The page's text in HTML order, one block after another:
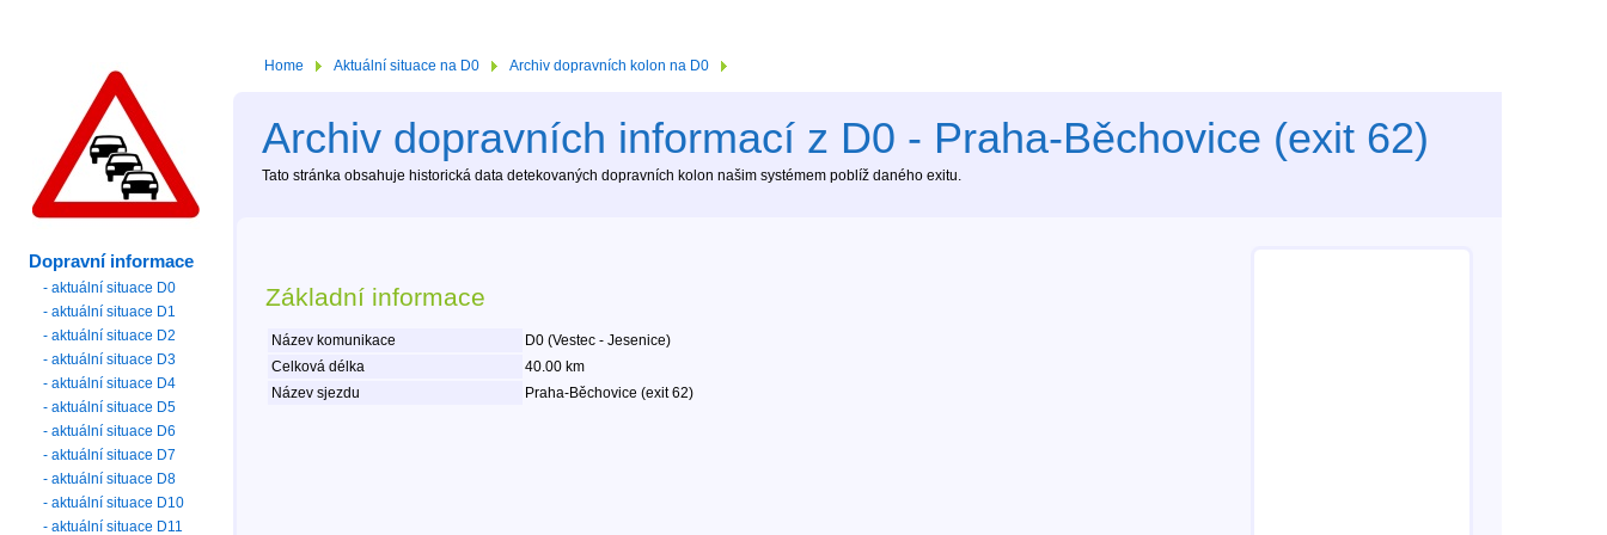
Home Aktuální situace na D0 Archiv dopravních kolon na D0
Archiv dopravních informací z D0 - Praha-Běchovice (exit 62)
Tato stránka obsahuje historická data detekovaných dopravních kolon našim systémem poblíž daného exitu.
Základní informace
Název komunikace
D0 (Vestec - Jesenice)
Celková délka
40.00 km
Název sjezdu
Praha-Běchovice (exit 62)
Dopravní informace
- aktuální situace D0
- aktuální situace D1
- aktuální situace D2
- aktuální situace D3
- aktuální situace D4
- aktuální situace D5
- aktuální situace D6
- aktuální situace D7
- aktuální situace D8
- aktuální situace D10
- aktuální situace D11